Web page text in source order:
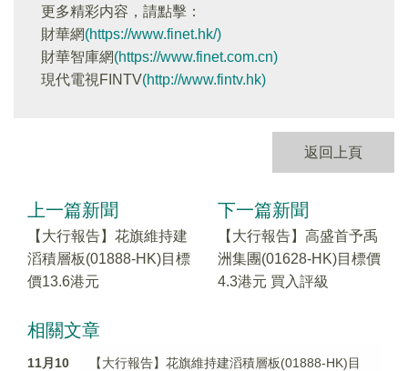
更多精彩内容，請點擊：
財華網(https://www.finet.hk/)
財華智庫網(https://www.finet.com.cn)
現代電視FINTV(http://www.fintv.hk)
返回上頁
上一篇新聞
【大行報告】花旗維持建
滔積層板(01888-HK)目標
價13.6港元
下一篇新聞
【大行報告】高盛首予禹
洲集團(01628-HK)目標價
4.3港元 買入評級
相關文章
11月10
【大行報告】花旗維持建滔積層板(01888-HK)目